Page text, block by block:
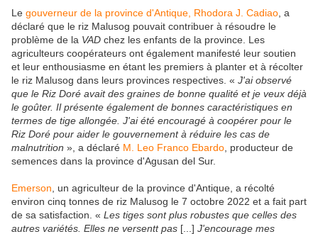
Le gouverneur de la province d'Antique, Rhodora J. Cadiao , a
déclaré que le riz Malusog pouvait contribuer à résoudre le
problème de la VAD chez les enfants de la province. Les
agriculteurs coopérateurs ont également manifesté leur soutien
et leur enthousiasme en étant les premiers à planter et à récolter
le riz Malusog dans leurs provinces respectives. « J'ai observé
que le Riz Doré avait des graines de bonne qualité et je veux déjà
le goûter. Il présente également de bonnes caractéristiques en
termes de tige allongée. J'ai été encouragé à coopérer pour le
Riz Doré pour aider le gouvernement à réduire les cas de
malnutrition », a déclaré M. Leo Franco Ebardo , producteur de
semences dans la province d'Agusan del Sur.
Emerson , un agriculteur de la province d'Antique, a récolté
environ cinq tonnes de riz Malusog le 7 octobre 2022 et a fait part
de sa satisfaction. « Les tiges sont plus robustes que celles des
autres variétés. Elles ne versentt pas [...] J'encourage mes